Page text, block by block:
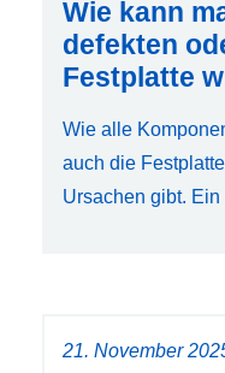
Wie kann
defekten
Festplatte
Wie alle
auch die
Ursachen gibt.
21. November